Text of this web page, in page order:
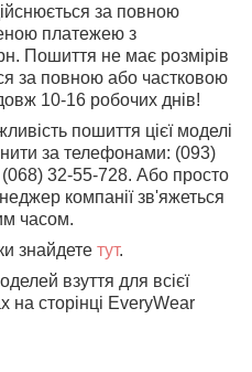
за повною
платежею з
Пошиття не має розмірів
за повною або частковою
10-16 робочих днів!️
пошиття цієї моделі
за телефонами: (093)
32-55-728. Або просто
компанії зв'яжеться
часом.
знайдете тут.
взуття для всієї
на сторінці EveryWear